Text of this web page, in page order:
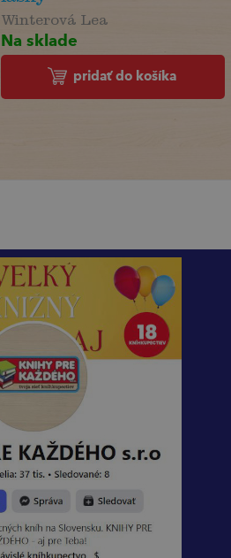
Winterová Lea
Na sklade
pridať do košíka